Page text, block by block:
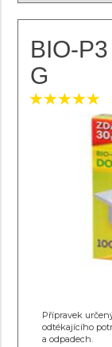
BIO-
G
Přípravek
odtékajícího
a odpadech.